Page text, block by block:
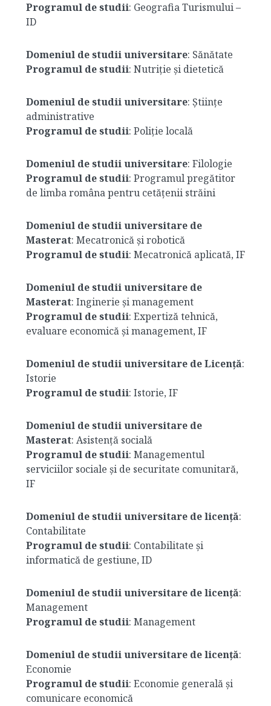
Programul de studii: Geografia Turismului –
ID
Domeniul de studii universitare: Sănătate
Programul de studii: Nutriție și dietetică
Domeniul de studii universitare: Științe
administrative
Programul de studii: Poliție locală
Domeniul de studii universitare: Filologie
Programul de studii: Programul pregătitor
de limba româna pentru cetățenii străini
Domeniul de studii universitare de
Masterat: Mecatronică și robotică
Programul de studii: Mecatronică aplicată, IF
Domeniul de studii universitare de
Masterat: Inginerie și management
Programul de studii: Expertiză tehnică,
evaluare economică și management, IF
Domeniul de studii universitare de Licență:
Istorie
Programul de studii: Istorie, IF
Domeniul de studii universitare de
Masterat: Asistență socială
Programul de studii: Managementul
serviciilor sociale și de securitate comunitară,
IF
Domeniul de studii universitare de licență:
Contabilitate
Programul de studii: Contabilitate și
informatică de gestiune, ID
Domeniul de studii universitare de licență:
Management
Programul de studii: Management
Domeniul de studii universitare de licență:
Economie
Programul de studii: Economie generală și
comunicare economică